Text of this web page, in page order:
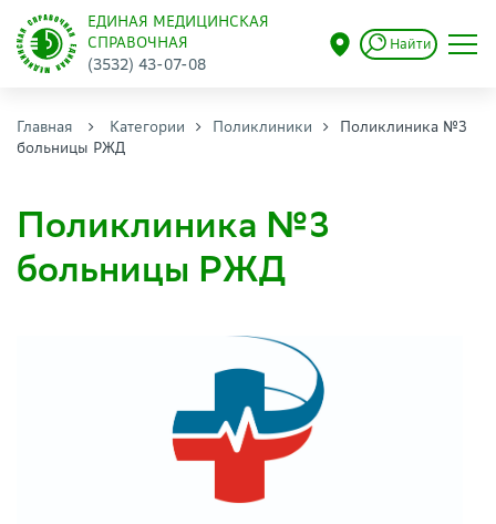
ЕДИНАЯ МЕДИЦИНСКАЯ
СПРАВОЧНАЯ
(3532) 43-07-08
Найти
Главная Категории Поликлиники
Поликлиника №3
больницы РЖД
Поликлиника №3
больницы РЖД